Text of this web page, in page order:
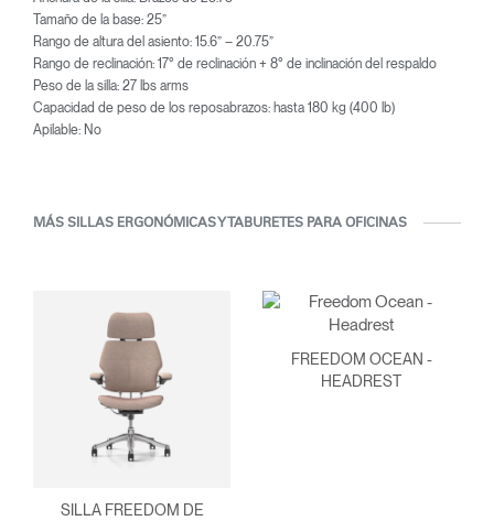
Tamaño de la base: 25”
Rango de altura del asiento: 15.6” – 20.75”
Rango de reclinación: 17° de reclinación + 8° de inclinación del respaldo
Peso de la silla: 27 lbs arms
Capacidad de peso de los reposabrazos: hasta 180 kg (400 lb)
Apilable: No
MÁS SILLAS ERGONÓMICAS Y TABURETES PARA OFICINAS
SILLA FREEDOM DE
FREEDOM OCEAN -
HEADREST